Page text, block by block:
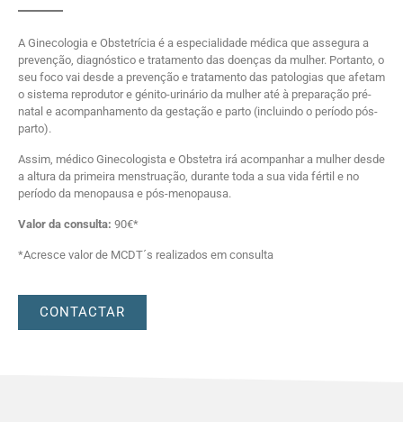
A Ginecologia e Obstetrícia é a especialidade médica que assegura a
prevenção, diagnóstico e tratamento das doenças da mulher. Portanto, o
seu foco vai desde a prevenção e tratamento das patologias que afetam
o sistema reprodutor e génito-urinário da mulher até à preparação pré-
natal e acompanhamento da gestação e parto (incluindo o período pós-
parto).
Assim, médico Ginecologista e Obstetra irá acompanhar a mulher desde
a altura da primeira menstruação, durante toda a sua vida fértil e no
período da menopausa e pós-menopausa.
Valor da consulta: 90€*
*Acresce valor de MCDT´s realizados em consulta
CONTACTAR